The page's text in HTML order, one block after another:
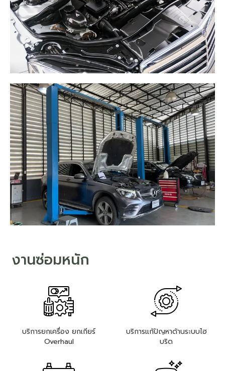
งานซ่อมหนัก
บริการยกเครื่อง ยกเกียร์
Overhaul
บริการแก้ปัญหาด้านระบบไฮ
บริด